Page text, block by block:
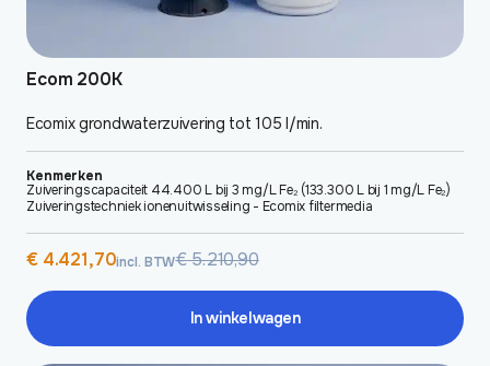
Ecom 200K
Ecomix grondwaterzuivering tot 105 l/min.
Kenmerken
Zuiveringscapaciteit 44.400 L bij 3 mg/L Fe₂ (133.300 L bij 1 mg/L Fe₂)
Zuiveringstechniek ionenuitwisseling - Ecomix filtermedia
€5.210,90
Oorspronkelijke
was:
€ 5.210,90.
€4.421,70
Huidige
is:
€ 4.421,70.
incl. BTW
In winkelwagen